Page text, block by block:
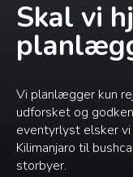
Skal vi
Vi planlægger kun
udforsket og
eventyrlyst elsker
Kilimanjaro til
storbyer.